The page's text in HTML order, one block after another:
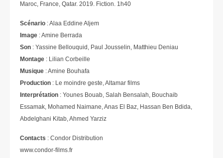
Maroc, France, Qatar. 2019. Fiction. 1h40
Scénario : Alaa Eddine Aljem
Image : Amine Berrada
Son : Yassine Bellouquid, Paul Jousselin, Matthieu Deniau
Montage : Lilian Corbeille
Musique : Amine Bouhafa
Production : Le moindre geste, Altamar films
Interprétation : Younes Bouab, Salah Bensalah, Bouchaib
Essamak, Mohamed Naimane, Anas El Baz, Hassan Ben Bdida,
Abdelghani Kitab, Ahmed Yarziz
Contacts : Condor Distribution
www.condor-films.fr